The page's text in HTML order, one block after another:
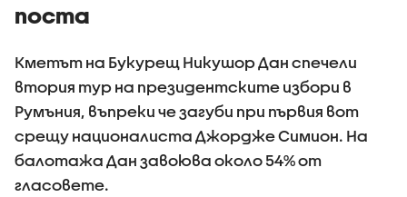
поста
Кметът на Букурещ Никушор Дан спечели
втория тур на президентските избори в
Румъния, въпреки че загуби при първия вот
срещу националиста Джордже Симион. На
балотажа Дан завоюва около 54% от
гласовете.